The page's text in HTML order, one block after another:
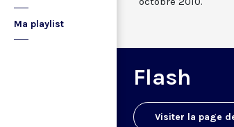
Ma playlist
Flash
Visiter la page